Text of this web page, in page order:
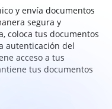
y envía documentos
segura y
coloca tus documentos
autenticación del
acceso a tus
tus documentos